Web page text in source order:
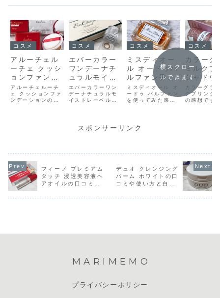
コスメ
アルーチェル
ーチェ クッシ
ョンファンデ
ーションの口
コミ・使用感
想
アルーチェルーチ
ェ クッションファ
ンデーションの感
ュラルベージュを
選びました。箱か
ら出すと、赤い...
コスメ
エバーカラー
ワンデーナチ
ュラルモイス
トレーベルUV
の口コミと感
想
エバーカラーワン
デーナチュラルモ
イストレーベルUV
カです。落ち着い
たカラーなので自
ん。装着した感じ
は、柔らかく...
コスメ
ミスディオー
ル オードゥパ
ルファン香
り・口コミ・
使い方・人気
理由
ミスディオール オ
ードゥ パルファン
を使ってみた感想
はずでしたが、蓋
を開けて香りをか
り…苦手です。と
いう...
コスメ
カラーグ
ミルクブ
シャドウ
解説：口
ミ・使い
感想
カラーグラ
クブリンシ
の感想です
ると、めっ
メです！ど
の角度でも
横スクロー
ルできます
スポンサーリンク
フィーノ プレミアム
タッチ 浸透美容液ヘ
アオイルの口コミと
デュオ クレンジング
バーム ホワイトの口
コミや使い方と白赤
MARIMEMO
プライバシーポリシー